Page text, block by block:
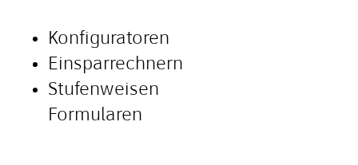
Konfiguratoren
Einsparrechnern
Stufenweisen
Formularen